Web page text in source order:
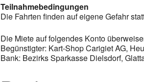
Teilnahmebedingungen
Die Fahrten finden auf eigene Gefahr
Die Miete auf folgendes Konto
Begünstigter: Kart-Shop Carigiet AG,
Bank: Bezirks Sparkasse Dielsdorf,